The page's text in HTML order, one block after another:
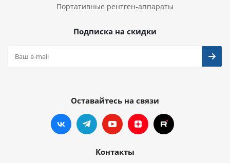
Портативные рентген-аппараты
Подписка на скидки
Оставайтесь на связи
Контакты